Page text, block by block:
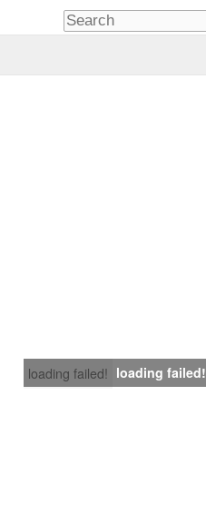
loading failed! loading failed!